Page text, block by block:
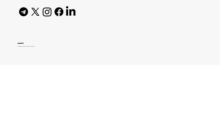
AI Policy
© 2026 High Bar Journal